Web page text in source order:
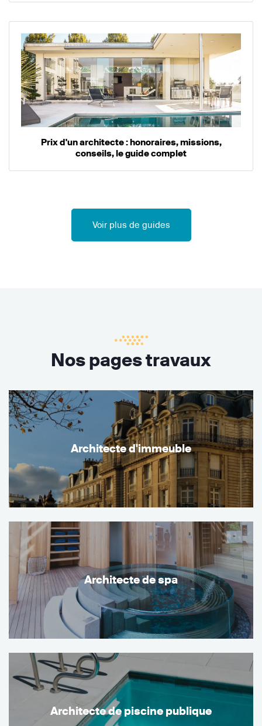
Prix d'un architecte : honoraires, missions,
conseils, le guide complet
Voir plus de guides
Nos pages travaux
Architecte d'immeuble
Architecte de spa
Architecte de piscine publique